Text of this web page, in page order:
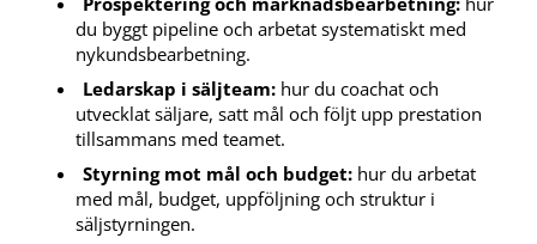
du byggt pipeline och arbetat systematiskt med
nykundsbearbetning.
Ledarskap i säljteam: hur du coachat och
utvecklat säljare, satt mål och följt upp prestation
tillsammans med teamet.
Styrning mot mål och budget: hur du arbetat
med mål, budget, uppföljning och struktur i
säljstyrningen.